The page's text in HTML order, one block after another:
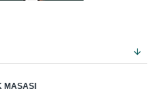
MASASI